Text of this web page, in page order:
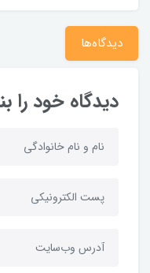
دیدگاه‌ها
دیدگاه خود را